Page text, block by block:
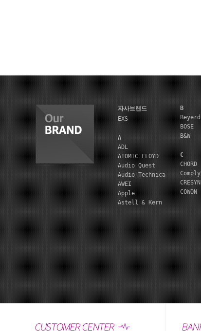
자사브랜드
EXS
A
ADL
ATOMIC FLOYD
Audio Quest
Audio Technica
AWEI
Apple
Astell & Kern
B
BOSE
B&W
C
CHORD
CRESYN
COWON